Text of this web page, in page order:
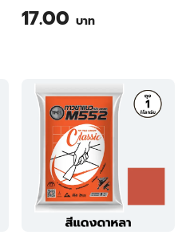
Tile Grout Classic M552
(White Gray) 1 kg
17.00 บาท